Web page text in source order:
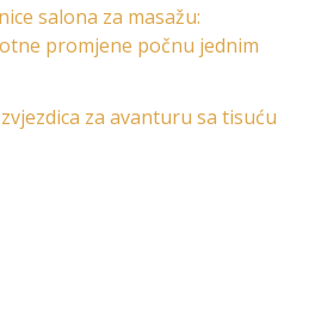
salona za masažu:
promjene počnu jednim
za avanturu sa tisuću